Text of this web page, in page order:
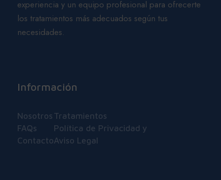
experiencia y un equipo profesional para ofrecerte
los tratamientos más adecuados según tus
necesidades.
Información
Nosotros
FAQs
Contacto
Tratamientos
Política de Privacidad y
Aviso Legal